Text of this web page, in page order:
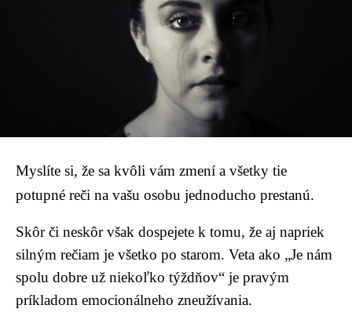
Myslíte si, že sa kvôli vám zmení a všetky tie
potupné reči na vašu osobu jednoducho prestanú.
Skôr či neskôr však dospejete k tomu, že aj napriek
silným rečiam je všetko po starom. Veta ako „Je nám
spolu dobre už niekoľko týždňov“ je pravým
príkladom emocionálneho zneužívania.